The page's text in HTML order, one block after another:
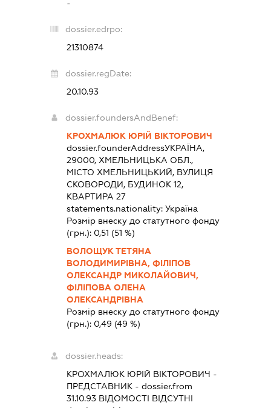
-
dossier.edrpo:
21310874
dossier.regDate:
20.10.93
dossier.foundersAndBenef:
КРОХМАЛЮК ЮРІЙ ВІКТОРОВИЧ
dossier.founderAddressУКРАЇНА,
29000, ХМЕЛЬНИЦЬКА ОБЛ.,
МІСТО ХМЕЛЬНИЦЬКИЙ, ВУЛИЦЯ
СКОВОРОДИ, БУДИНОК 12,
КВАРТИРА 27
statements.nationality: Україна
Розмір внеску до статутного фонду
(грн.): 0,51 (51 %)
ВОЛОЩУК ТЕТЯНА
ВОЛОДИМИРІВНА, ФІЛІПОВ
ОЛЕКСАНДР МИКОЛАЙОВИЧ,
ФІЛІПОВА ОЛЕНА
ОЛЕКСАНДРІВНА
Розмір внеску до статутного фонду
(грн.): 0,49 (49 %)
dossier.heads:
КРОХМАЛЮК ЮРІЙ ВІКТОРОВИЧ -
ПРЕДСТАВНИК - dossier.from
31.10.93ВІДОМОСТІ ВІДСУТНІ